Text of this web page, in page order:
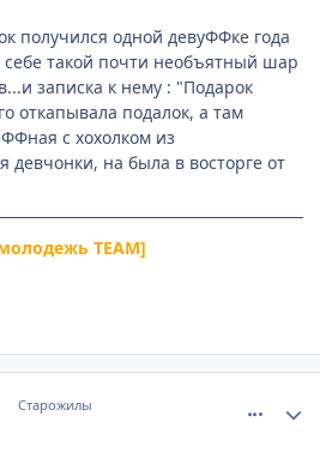
получился одной девуФФке года
себе такой почти необъятный шар
записка к нему : "Подарок
откапывала подалок, а там
с хохолком из
девчонки, на была в восторге от
TEAM]
Старожилы